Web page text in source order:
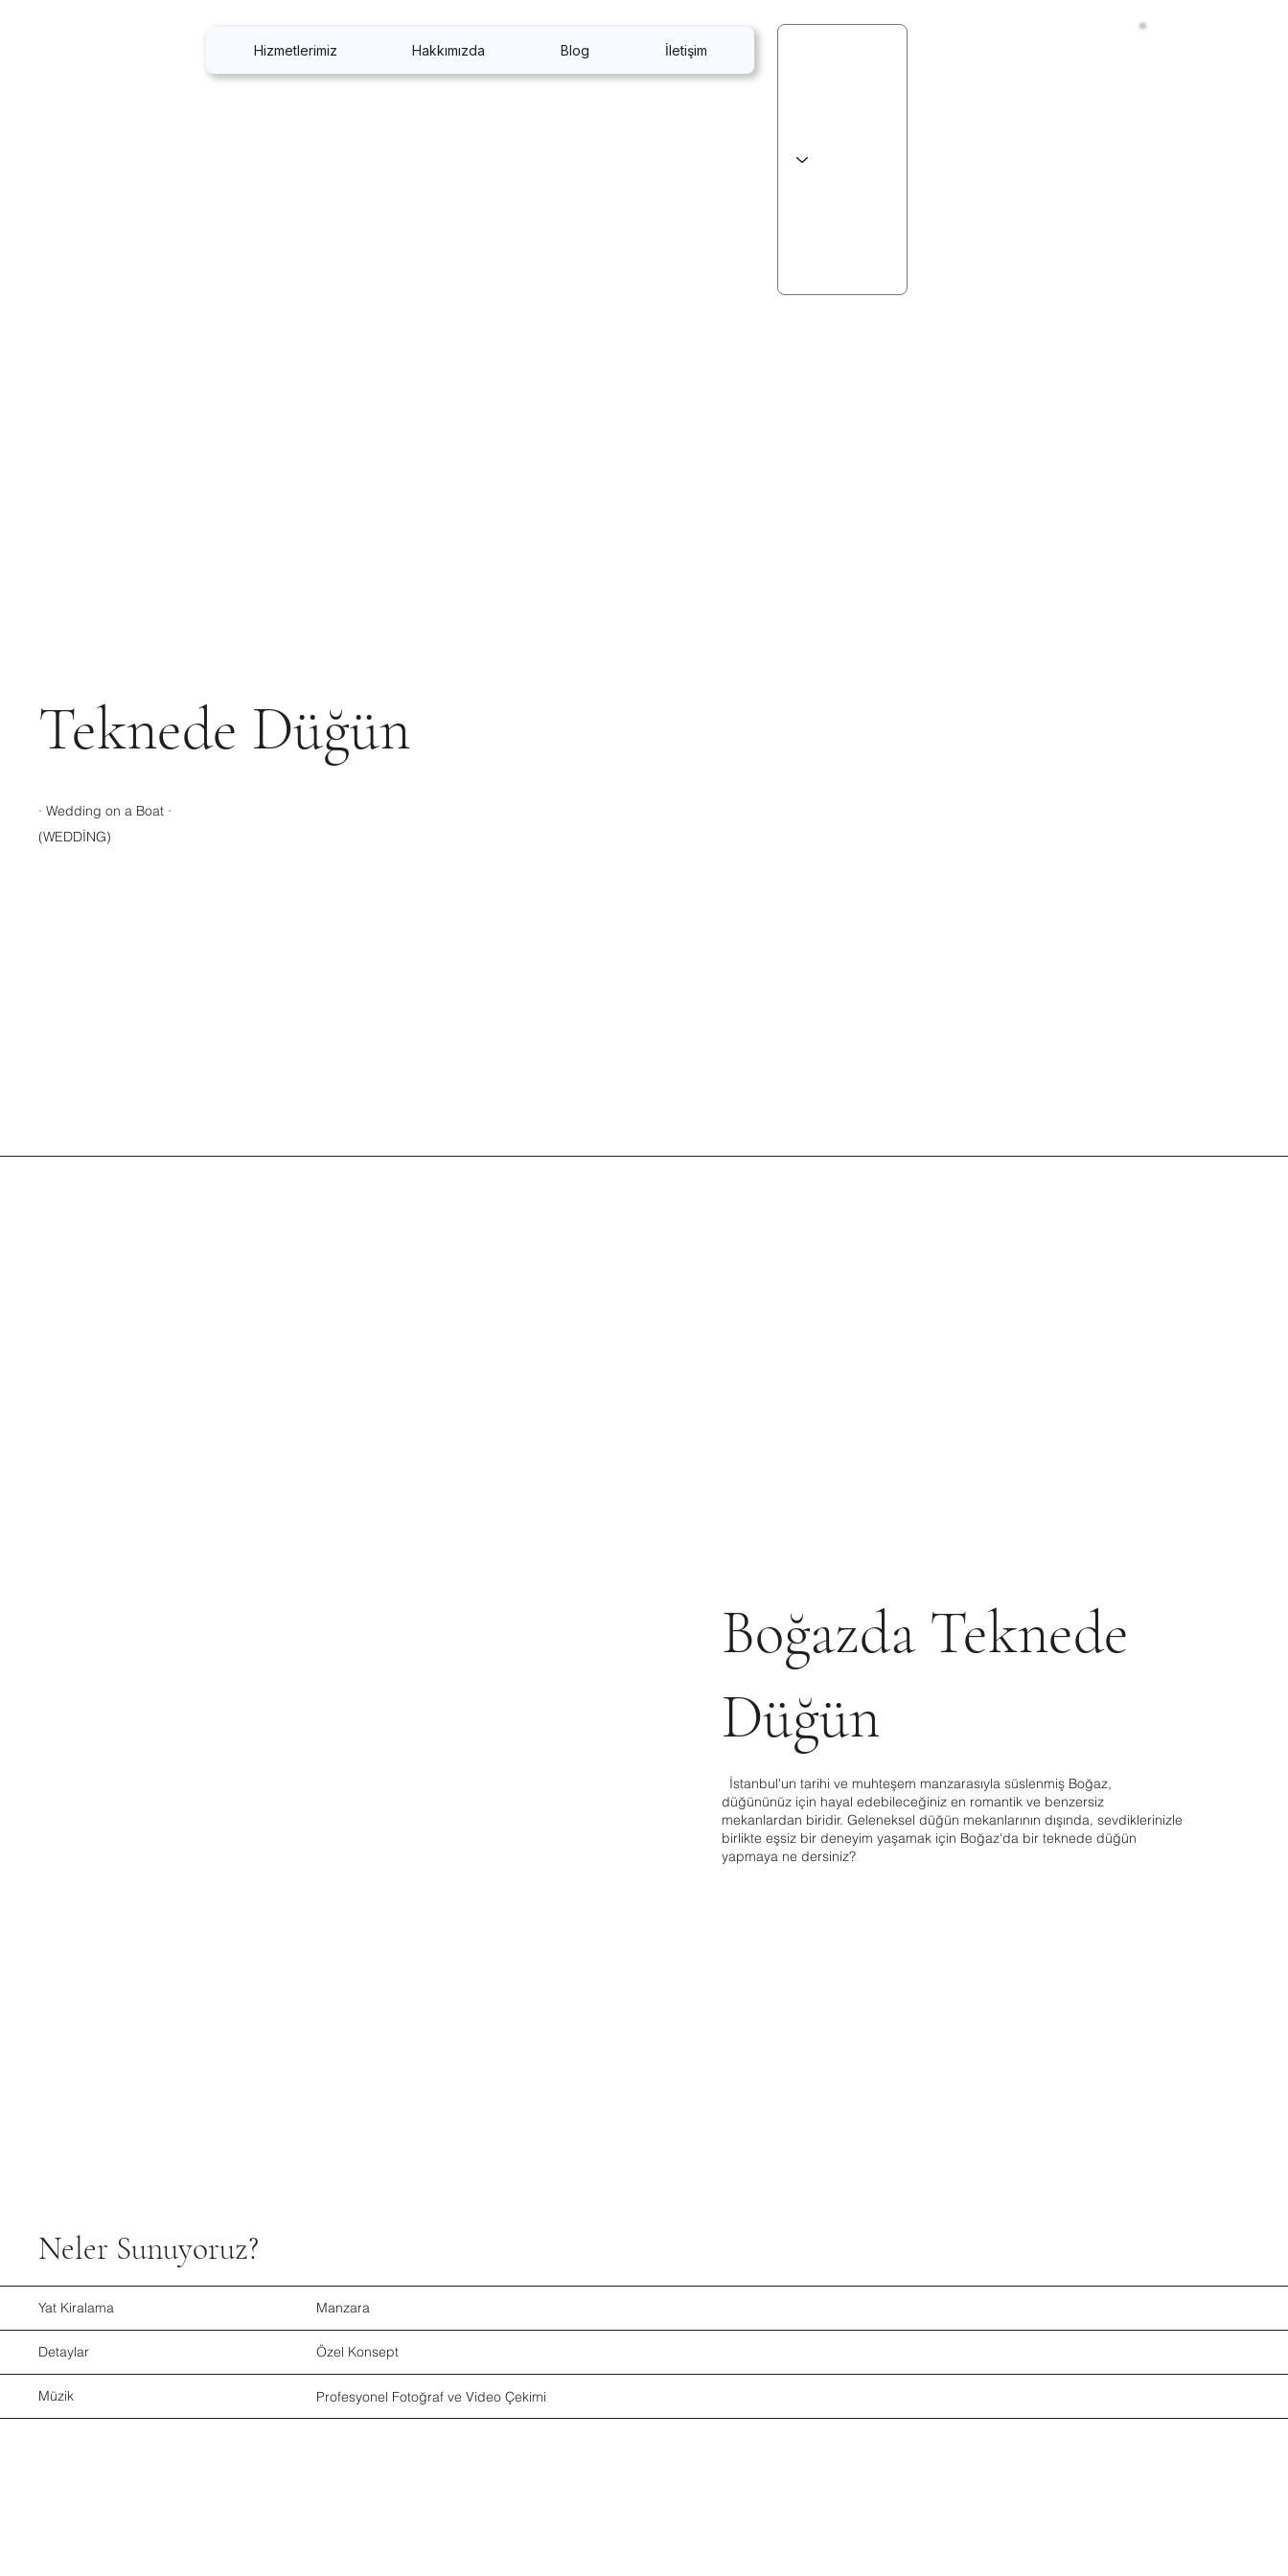
Hizmetlerimiz Hakkımızda Blog İletişim
Teknede Düğün
· ​Wedding on a Boat ·
(WEDDİNG)
Boğazda Teknede
Düğün
İstanbul'un tarihi ve muhteşem manzarasıyla süslenmiş Boğaz,
düğününüz için hayal edebileceğiniz en romantik ve benzersiz
mekanlardan biridir. Geleneksel düğün mekanlarının dışında, sevdiklerinizle
birlikte eşsiz bir deneyim yaşamak için Boğaz'da bir teknede düğün
yapmaya ne dersiniz?
Neler Sunuyoruz?
Yat Kiralama Manzara
Detaylar Özel Konsept
Müzik Profesyonel Fotoğraf ve Video Çekimi